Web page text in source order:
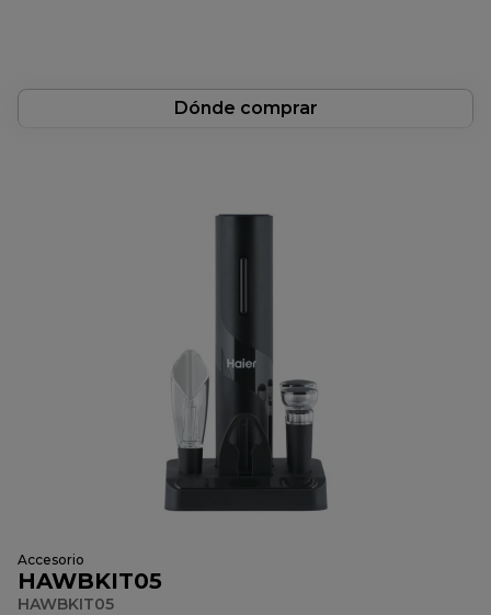
Dónde comprar
Accesorio
HAWBKIT05
HAWBKIT05